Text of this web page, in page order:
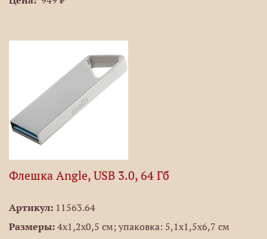
Флешка Angle, USB 3.0, 64 Гб
Артикул: 11563.64
Размеры: 4x1,2x0,5 см; упаковка: 5,1x1,5x6,7 см